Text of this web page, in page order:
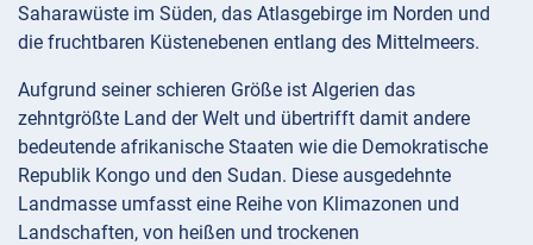
Saharawüste im Süden, das Atlasgebirge im Norden und
die fruchtbaren Küstenebenen entlang des Mittelmeers.
Aufgrund seiner schieren Größe ist Algerien das
zehntgrößte Land der Welt und übertrifft damit andere
bedeutende afrikanische Staaten wie die Demokratische
Republik Kongo und den Sudan. Diese ausgedehnte
Landmasse umfasst eine Reihe von Klimazonen und
Landschaften, von heißen und trockenen